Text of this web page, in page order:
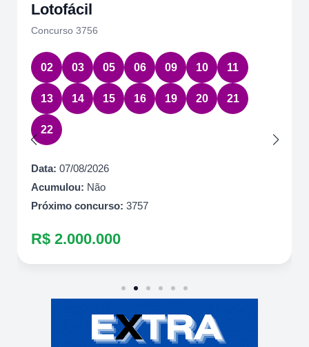
Lotofácil
Concurso 3756
02 03 05 06 09 10 11
13 14 15 16 19 20 21
22
Data: 07/08/2026
Acumulou: Não
Próximo concurso: 3757
R$ 2.000.000